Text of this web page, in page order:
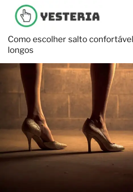
Como escolher salto
longos